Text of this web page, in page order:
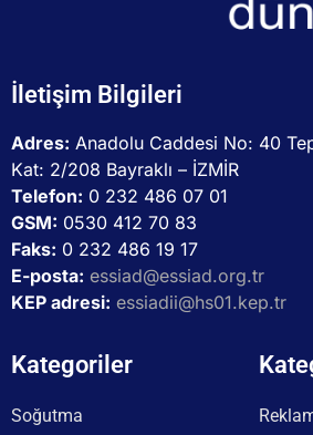
İletişim Bilgileri
Adres: Anadolu Caddesi No: 40
Kat: 2/208 Bayraklı – İZMİR
Telefon: 0 232 486 07 01
GSM: 0530 412 70 83
Faks: 0 232 486 19 17
E-posta: essiad@essiad.org.tr
KEP adresi: essiadii@hs01.kep.tr
Kategoriler
Soğutma